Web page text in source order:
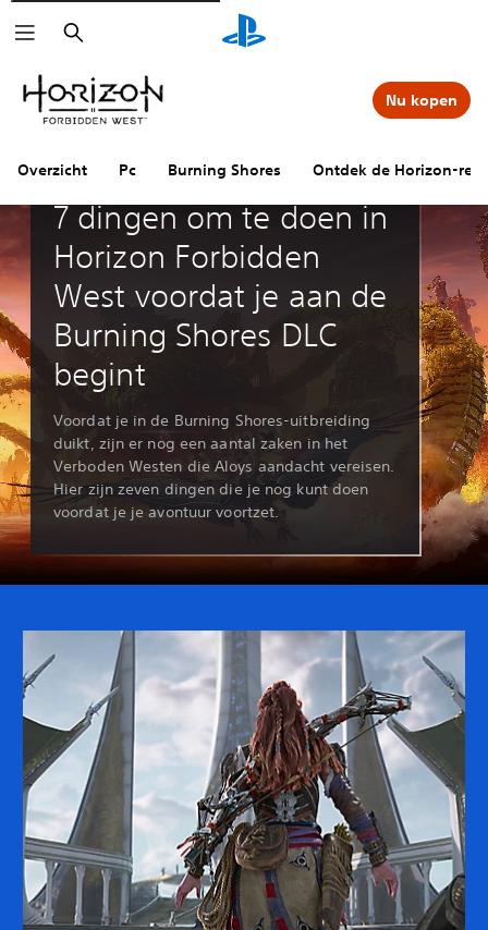
Zoeken
Overzicht Pc Burning Shores Ontdek de Horizon-
Nu kopen
7 dingen om te doen in
Horizon Forbidden
West voordat je aan de
Burning Shores DLC
begint
Voordat je in de Burning Shores-uitbreiding
duikt, zijn er nog een aantal zaken in het
Verboden Westen die Aloys aandacht vereisen.
Hier zijn zeven dingen die je nog kunt doen
voordat je je avontuur voortzet.